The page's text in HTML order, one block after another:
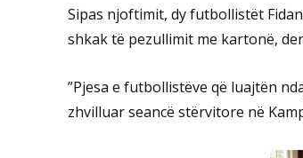
Sipas njoftimit, dy futbollistët
shkak të pezullimit me kartonë,
”Pjesa e futbollistëve që luajtën
zhvilluar seancë stërvitore në